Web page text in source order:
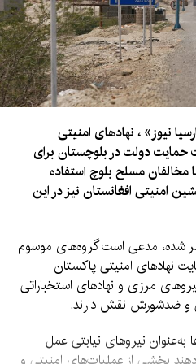
نیوز» ، نهادهای امنیتی
دولت در بلوچستان برای
مخالفان مسلح بلوچ استفاده
امنیتی افغانستان نیز در این
آگست منتشر شده، مدعی است گروه‌های موسوم
نهادهای امنیتی پاکستان
مرزی و نهادهای استخباراتی
و ضدشورش نقش دارند.
نیروهای نیابتی عمل